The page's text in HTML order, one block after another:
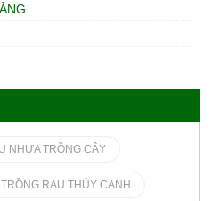
NHỰA TRỒNG CÂY
RAU THỦY CANH